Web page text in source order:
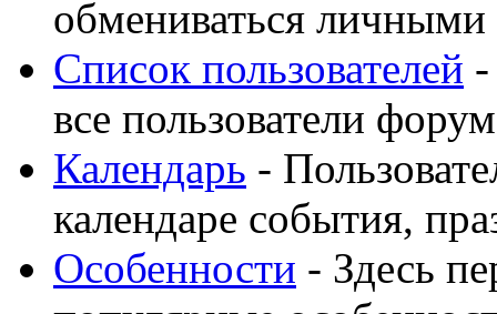
обмениваться
Список пользователей
все пользователи
Календарь -
календаре события,
Особенности - Здесь